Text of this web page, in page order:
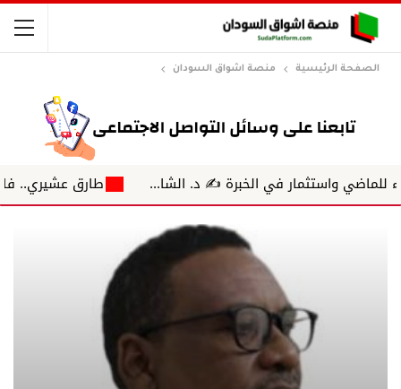
الصفحة الرئيسية منصة اشواق السودان
في الخبرة ✍️ د. الشا... طارق عشيري.. فارس